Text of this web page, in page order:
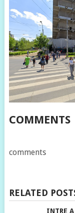
COMMENTS
comments
RELATED
INTRE